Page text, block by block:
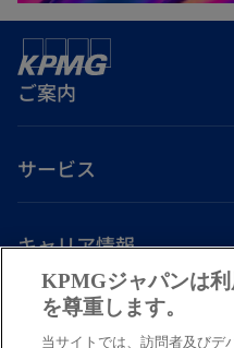
ご案内
サービス
キャリア情報
新
し
新
免責事項プライバシーポリシー
KPMGジャパンは
を尊重します。
当サイトでは、訪問者及びデ